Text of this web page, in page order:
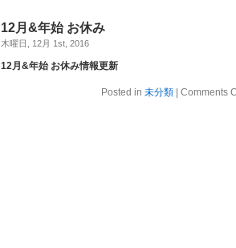
12月&年始 お休み
木曜日, 12月 1st, 2016
12月&年始 お休み情報更新
Posted in 未分類 Comments